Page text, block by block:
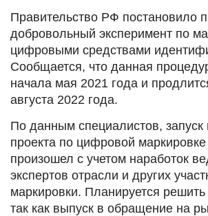
Правительство РФ постановило
добровольный эксперимент по
цифровыми средствами
Сообщается, что данная
начала мая 2021 года и
августа 2022 года.
По данным специалистов, запуск
проекта по цифровой
произошел с учетом наработок
экспертов отрасли и других
маркировки. Планируется
так как выпуск в обращение на